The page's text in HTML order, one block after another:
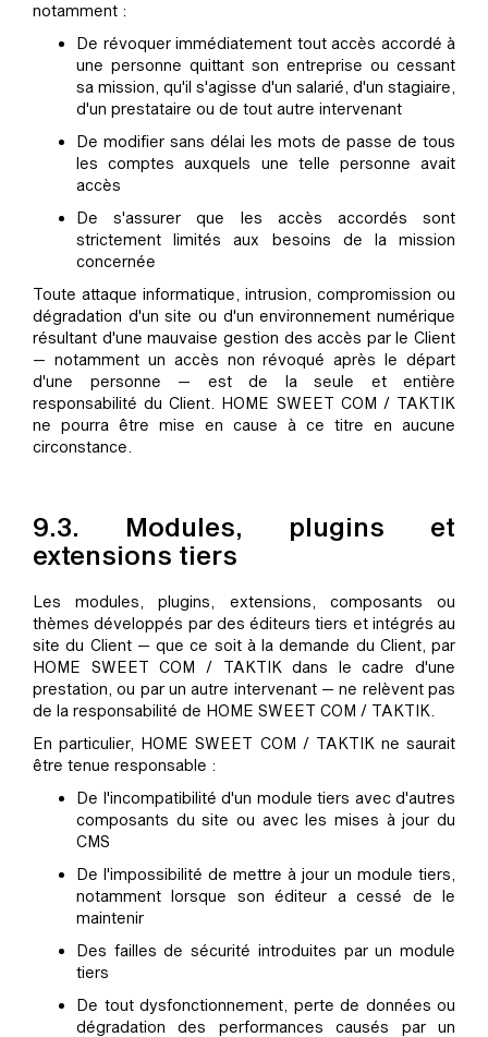
notamment :
De révoquer immédiatement tout accès accordé à
une personne quittant son entreprise ou cessant
sa mission, qu'il s'agisse d'un salarié, d'un stagiaire,
d'un prestataire ou de tout autre intervenant
De modifier sans délai les mots de passe de tous
les comptes auxquels une telle personne avait
accès
De s'assurer que les accès accordés sont
strictement limités aux besoins de la mission
concernée
Toute attaque informatique, intrusion, compromission ou
dégradation d'un site ou d'un environnement numérique
résultant d'une mauvaise gestion des accès par le Client
— notamment un accès non révoqué après le départ
d'une personne — est de la seule et entière
responsabilité du Client. HOME SWEET COM / TAKTIK
ne pourra être mise en cause à ce titre en aucune
circonstance.
9.3. Modules, plugins et
extensions tiers
Les modules, plugins, extensions, composants ou
thèmes développés par des éditeurs tiers et intégrés au
site du Client — que ce soit à la demande du Client, par
HOME SWEET COM / TAKTIK dans le cadre d'une
prestation, ou par un autre intervenant — ne relèvent pas
de la responsabilité de HOME SWEET COM / TAKTIK.
En particulier, HOME SWEET COM / TAKTIK ne saurait
être tenue responsable :
De l'incompatibilité d'un module tiers avec d'autres
composants du site ou avec les mises à jour du
CMS
De l'impossibilité de mettre à jour un module tiers,
notamment lorsque son éditeur a cessé de le
maintenir
Des failles de sécurité introduites par un module
tiers
De tout dysfonctionnement, perte de données ou
dégradation des performances causés par un